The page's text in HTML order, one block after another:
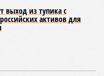
вопросом: как эти
На строительной
регулярно
отсутствует. Ни
ни признаков
что до «декабря 2026»